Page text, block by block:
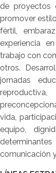
de proyectos
promover
fértil,
experiencia
trabajo con
otros.
jornadas
vida,
equipo,
comunicación